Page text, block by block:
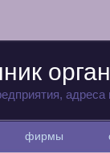
фирмы